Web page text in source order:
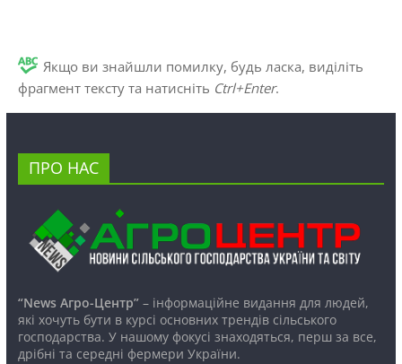
Якщо ви знайшли помилку, будь ласка, виділіть
фрагмент тексту та натисніть Ctrl+Enter.
ПРО НАС
“News Агро-Центр”– інформаційне видання для людей,
які хочуть бути в курсі основних трендів сільського
господарства. У нашому фокусі знаходяться, перш за все,
дрібні та середні фермери України.